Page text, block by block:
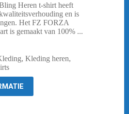
Heren t-shirt heeft
en is
Het FZ FORZA
is gemaakt van 100% ...
, Kleding heren,